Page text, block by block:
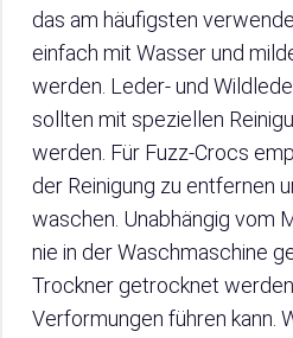
das am häufigsten
einfach mit Wasser und
werden. Leder- und
sollten mit speziellen
werden. Für Fuzz-Crocs
der Reinigung zu entfernen
waschen. Unabhängig vom
nie in der Waschmaschine
Trockner getrocknet
Verformungen führen kann.